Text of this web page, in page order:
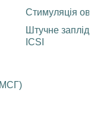
Стимуляція
Штучне
ICSI